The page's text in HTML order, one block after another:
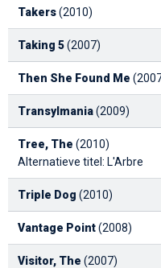
Takers(2010)
Taking 5(2007)
Then She Found Me
Transylmania(2009)
Tree, The (2010)
Alternatieve titel: L'Arbre
Triple Dog (2010)
Vantage Point(2008)
Visitor, The (2007)